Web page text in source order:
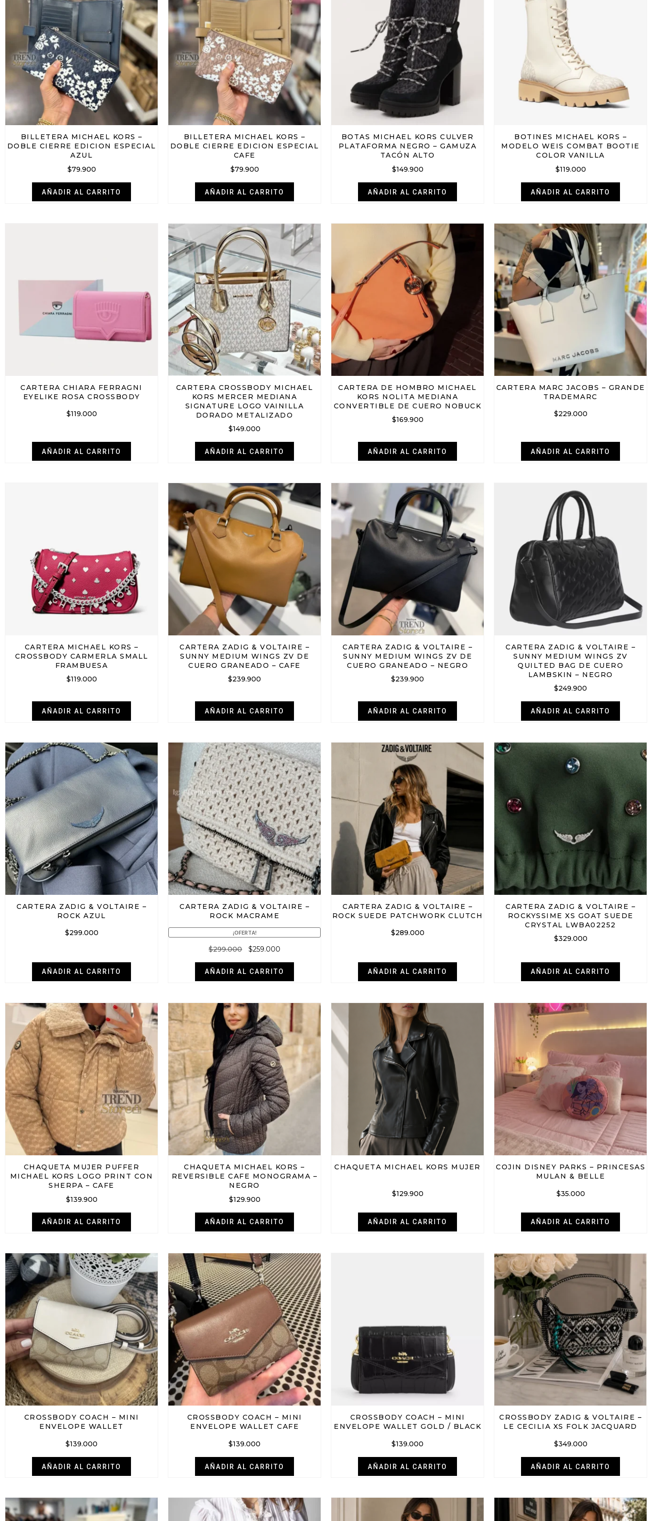
BILLETERA MICHAEL KORS –
DOBLE CIERRE EDICION ESPECIAL
AZUL
$79.900
AÑADIR AL CARRITO
BILLETERA MICHAEL KORS –
DOBLE CIERRE EDICION ESPECIAL
CAFE
$79.900
AÑADIR AL CARRITO
BOTAS MICHAEL KORS CULVER
PLATAFORMA NEGRO – GAMUZA
TACÓN ALTO
$149.900
AÑADIR AL CARRITO
BOTINES MICHAEL KORS –
MODELO WEIS COMBAT BOOTIE
COLOR VANILLA
$119.000
AÑADIR AL CARRITO
CARTERA CHIARA FERRAGNI
EYELIKE ROSA CROSSBODY
$119.000
AÑADIR AL CARRITO
CARTERA CROSSBODY MICHAEL
KORS MERCER MEDIANA
SIGNATURE LOGO VAINILLA
DORADO METALIZADO
$149.000
AÑADIR AL CARRITO
CARTERA DE HOMBRO MICHAEL
KORS NOLITA MEDIANA
CONVERTIBLE DE CUERO NOBUCK
$169.900
AÑADIR AL CARRITO
CARTERA MARC JACOBS – GRANDE
TRADEMARC
$229.000
AÑADIR AL CARRITO
CARTERA MICHAEL KORS –
CROSSBODY CARMERLA SMALL
FRAMBUESA
$119.000
AÑADIR AL CARRITO
CARTERA ZADIG & VOLTAIRE –
SUNNY MEDIUM WINGS ZV DE
CUERO GRANEADO – CAFE
$239.900
AÑADIR AL CARRITO
CARTERA ZADIG & VOLTAIRE –
SUNNY MEDIUM WINGS ZV DE
CUERO GRANEADO – NEGRO
$239.900
AÑADIR AL CARRITO
CARTERA ZADIG & VOLTAIRE –
SUNNY MEDIUM WINGS ZV
QUILTED BAG DE CUERO
LAMBSKIN – NEGRO
$249.900
AÑADIR AL CARRITO
CARTERA ZADIG & VOLTAIRE –
ROCK AZUL
$299.000
AÑADIR AL CARRITO
CARTERA ZADIG & VOLTAIRE –
ROCK MACRAME
¡OFERTA!
$299.000 $259.000
AÑADIR AL CARRITO
CARTERA ZADIG & VOLTAIRE –
ROCK SUEDE PATCHWORK CLUTCH
$289.000
AÑADIR AL CARRITO
CARTERA ZADIG & VOLTAIRE –
ROCKYSSIME XS GOAT SUEDE
CRYSTAL LWBA02252
$329.000
AÑADIR AL CARRITO
CHAQUETA MUJER PUFFER
MICHAEL KORS LOGO PRINT CON
SHERPA – CAFE
$139.900
AÑADIR AL CARRITO
CHAQUETA MICHAEL KORS –
REVERSIBLE CAFE MONOGRAMA –
NEGRO
$129.900
AÑADIR AL CARRITO
CHAQUETA MICHAEL KORS MUJER
$129.900
AÑADIR AL CARRITO
COJIN DISNEY PARKS – PRINCESAS
MULAN & BELLE
$35.000
AÑADIR AL CARRITO
CROSSBODY COACH – MINI
ENVELOPE WALLET
$139.000
AÑADIR AL CARRITO
CROSSBODY COACH – MINI
ENVELOPE WALLET CAFE
$139.000
AÑADIR AL CARRITO
CROSSBODY COACH – MINI
ENVELOPE WALLET GOLD / BLACK
$139.000
AÑADIR AL CARRITO
CROSSBODY ZADIG & VOLTAIRE –
LE CECILIA XS FOLK JACQUARD
$349.000
AÑADIR AL CARRITO